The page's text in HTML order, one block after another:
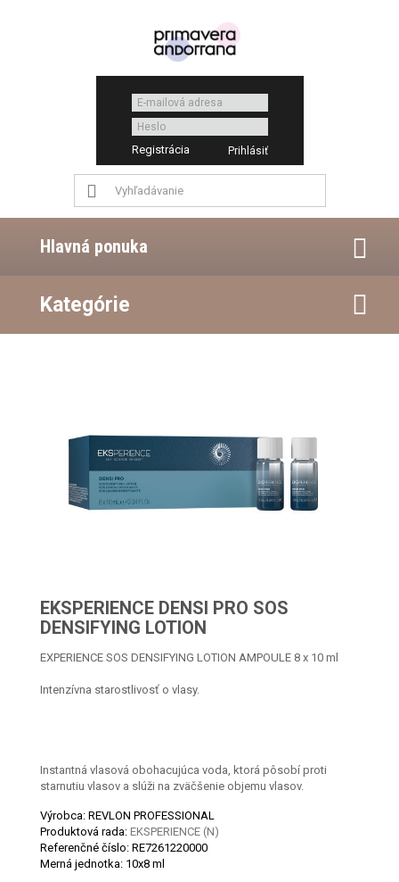
Registrácia
Hlavná ponuka
Kategórie
EKSPERIENCE DENSI PRO SOS
DENSIFYING LOTION
EXPERIENCE SOS DENSIFYING LOTION AMPOULE 8 x 10 ml
Intenzívna starostlivosť o vlasy.
Instantná vlasová obohacujúca voda, ktorá pôsobí proti
starnutiu vlasov a slúži na zväčšenie objemu vlasov.
Výrobca: REVLON PROFESSIONAL
Produktová rada: EKSPERIENCE (N)
Referenčné číslo: RE7261220000
Merná jednotka: 10x8 ml